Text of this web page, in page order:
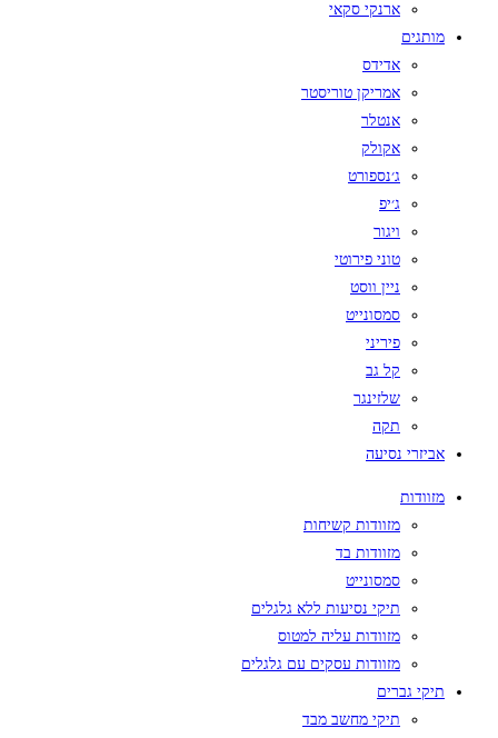
ארנקי סקאי
מותגים
אדידס
אמריקן טוריסטר
אנטלר
אקולק
ג׳נספורט
ג׳יפ
ויגור
טוני פירוטי
ניין ווסט
סמסונייט
פיריני
קל גב
שלזינגר
תקה
אביזרי נסיעה
מזוודות
מזוודות קשיחות
מזוודות בד
סמסונייט
תיקי נסיעות ללא גלגלים
מזוודות עליה למטוס
מזוודות עסקים עם גלגלים
תיקי גברים
תיקי מחשב מבד